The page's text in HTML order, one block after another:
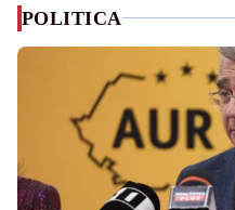
POLITICA